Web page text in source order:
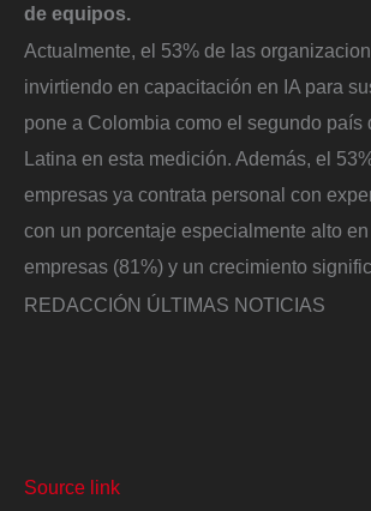
de equipos.
Actualmente, el 53% de las
invirtiendo en capacitación en IA para
pone a Colombia como el segundo país
Latina en esta medición. Además, el
empresas ya contrata personal con
con un porcentaje especialmente alto
empresas (81%) y un crecimiento
REDACCIÓN ÚLTIMAS NOTICIAS
Source link